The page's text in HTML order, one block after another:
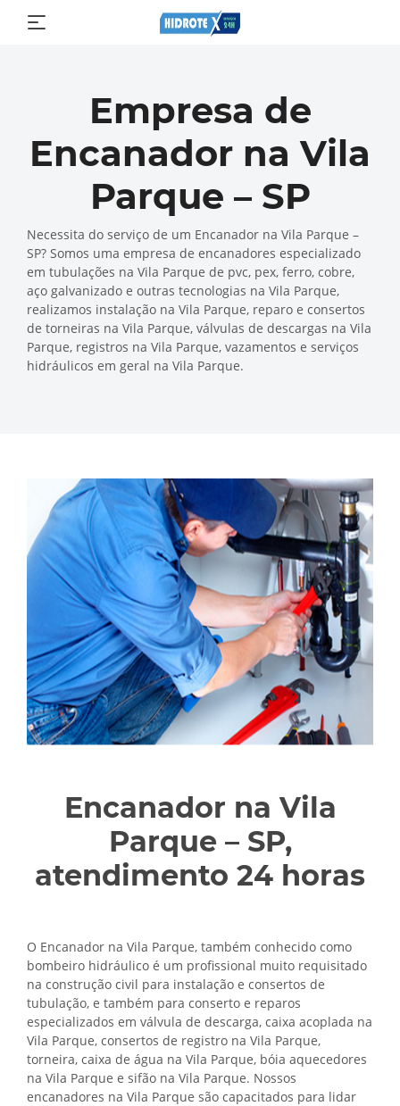
Empresa de
Encanador na Vila
Parque – SP
Necessita do serviço de um Encanador na Vila Parque –
SP? Somos uma empresa de encanadores especializado
em tubulações na Vila Parque de pvc, pex, ferro, cobre,
aço galvanizado e outras tecnologias na Vila Parque,
realizamos instalação na Vila Parque, reparo e consertos
de torneiras na Vila Parque, válvulas de descargas na Vila
Parque, registros na Vila Parque, vazamentos e serviços
hidráulicos em geral na Vila Parque.
Encanador na Vila
Parque – SP,
atendimento 24 horas
O Encanador na Vila Parque, também conhecido como
bombeiro hidráulico é um profissional muito requisitado
na construção civil para instalação e consertos de
tubulação, e também para conserto e reparos
especializados em válvula de descarga, caixa acoplada na
Vila Parque, consertos de registro na Vila Parque,
torneira, caixa de água na Vila Parque, bóia aquecedores
na Vila Parque e sifão na Vila Parque. Nossos
encanadores na Vila Parque são capacitados para lidar